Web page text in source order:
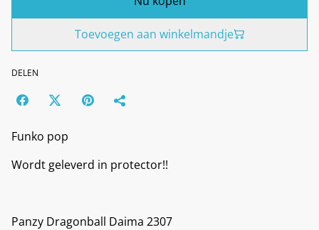
Toevoegen aan winkelmandje
DELEN
Funko pop
Wordt geleverd in protector!!
Panzy Dragonball Daima 2307